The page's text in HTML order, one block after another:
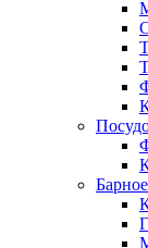
Барное